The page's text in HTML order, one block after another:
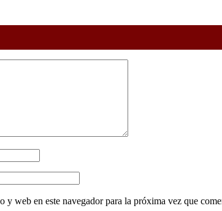
y web en este navegador para la próxima vez que